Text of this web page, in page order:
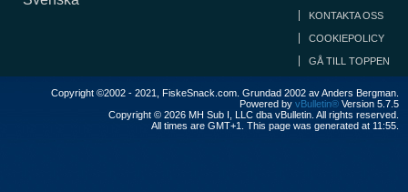
KONTAKTA OSS
COOKIEPOLICY
GÅ TILL TOPPEN
Copyright ©2002 - 2021, FiskeSnack.com. Grundad 2002 av Anders Bergman.
Powered by vBulletin® Version 5.7.5
Copyright © 2026 MH Sub I, LLC dba vBulletin. All rights reserved.
All times are GMT+1. This page was generated at 11:55.